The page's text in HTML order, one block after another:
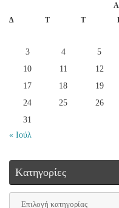
Δ
Τ Τ
« Ιούλ
3
4 5
10
11 12
17
18 19
24
25 26
31
Kατηγορίες